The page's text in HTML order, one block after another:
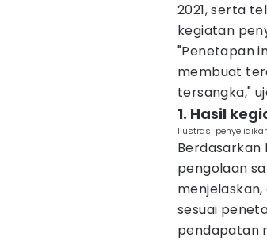
2021, serta
kegiatan
"Penetapan
membuat
tersangka,"
1. Hasil
Ilustrasi
Berdasarkan
pengolaan
sesuai
pendapatan